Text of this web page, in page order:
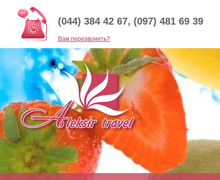
(044) 384 42 67, (097) 481 69 39
Baм перезвонить?